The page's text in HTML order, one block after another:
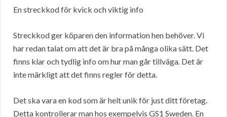
En streckkod för kvick och viktig info
Streckkod ger köparen den information hen behöver. Vi
har redan talat om att det är bra på många olika sätt. Det
finns klar och tydlig info om hur man går tillväga. Det är
inte märkligt att det finns regler för detta.
Det ska vara en kod som är helt unik för just ditt företag.
Detta kontrollerar man hos exempelvis GS1 Sweden. En